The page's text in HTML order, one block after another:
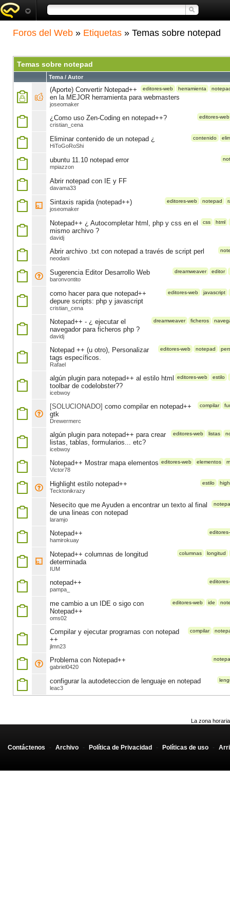
Foros del Web » Etiquetas » Temas sobre notepad
Temas sobre notepad
Tema / Autor
editores-web herramienta
(Aporte) Convertir Notepad++
en la MEJOR herramienta para webmasters
joseomaker
editores-web
¿Como uso Zen-Coding en notepad++?
cristian_cena
contenido
Eliminar contenido de un notepad ¿
HiToGoRoShi
ubuntu 11.10 notepad error
mpiazzon
Abrir notepad con IE y FF
davama33
editores-web notepad
Sintaxis rapida (notepad++)
joseomaker
css html
Notepad++ ¿ Autocompletar html, php y css en el
mismo archivo ?
davidj
Abrir archivo .txt con notepad a través de script perl
neodani
dreamweaver editor
Sugerencia Editor Desarrollo Web
baronvontito
editores-web javascript
como hacer para que notepad++
depure scripts: php y javascript
cristian_cena
dreamweaver ficheros
Notepad++ - ¿ ejecutar el
navegador para ficheros php ?
davidj
editores-web notepad
Notepad ++ (u otro), Personalizar
tags específicos.
Rafael
editores-web estilo
algún plugin para notepad++ al estilo html
toolbar de codelobster??
icebwoy
compilar
[SOLUCIONADO] como compilar en notepad++
gtk
Drewermerc
editores-web listas
algún plugin para notepad++ para crear
listas, tablas, formularios... etc?
icebwoy
editores-web elementos
Notepad++ Mostrar mapa elementos
Victor78
estilo
Highlight estilo notepad++
Tecktonikrazy
Nesecito que me Ayuden a encontrar un texto al final
de una lineas con notepad
laramjo
Notepad++
hamirokuay
columnas longitud
Notepad++ columnas de longitud
determinada
IUM
notepad++
pampa_
editores-web ide
me cambio a un IDE o sigo con
Notepad++
oms02
compilar
Compilar y ejecutar programas con notepad
++
jlmn23
Problema con Notepad++
gabriel0420
configurar la autodeteccion de lenguaje en notepad
leac3
La zona
Contáctenos - Archivo - Política de Privacidad - Políticas de uso -